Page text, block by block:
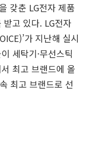
갖춘 LG전자 제품
고 있다. LG전자
가 지난해 실시
세탁기·무선스틱
최고 브랜드에 올
최고 브랜드로 선